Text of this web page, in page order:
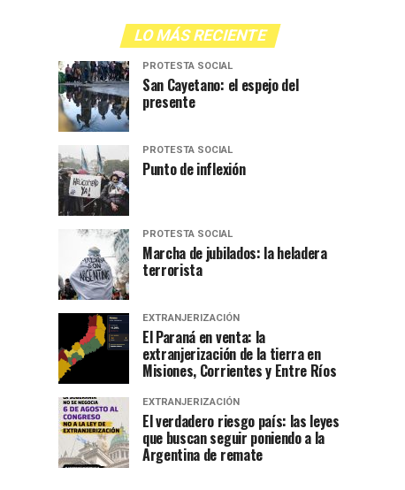
LO MÁS RECIENTE
PROTESTA SOCIAL
San Cayetano: el espejo del
presente
PROTESTA SOCIAL
Punto de inflexión
PROTESTA SOCIAL
Marcha de jubilados: la heladera
terrorista
EXTRANJERIZACIÓN
El Paraná en venta: la
extranjerización de la tierra en
Misiones, Corrientes y Entre Ríos
EXTRANJERIZACIÓN
El verdadero riesgo país: las leyes
que buscan seguir poniendo a la
Argentina de remate